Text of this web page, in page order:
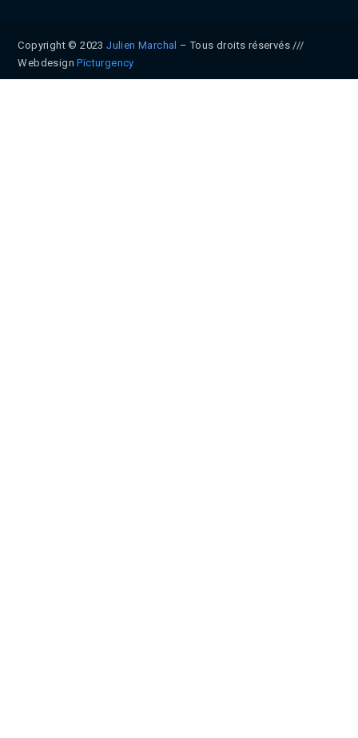
Copyright © 2023Julien Marchal – Tous droits réservés ///
WebdesignPïcturgency